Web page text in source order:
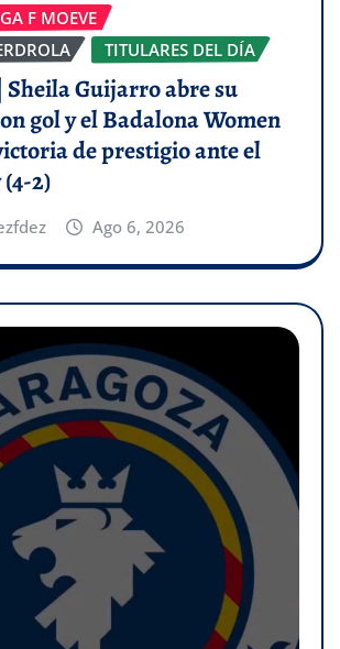
F MOEVE
TITULARES DEL DÍA
Sheila Guijarro abre su
gol y el Badalona Women
de prestigio ante el
2)
Ago 6, 2026